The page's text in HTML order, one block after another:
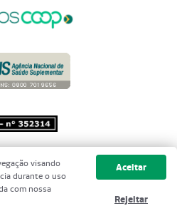
- 2026 Unimed do
os direitos reservados
visando
durante o uso
com nossa
Aceitar
Rejeitar